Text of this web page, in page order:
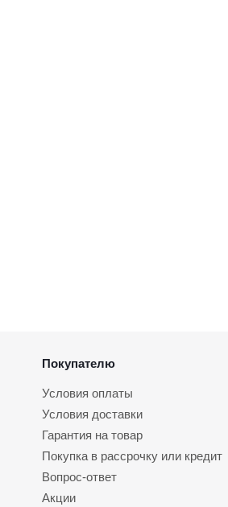
Покупателю
Условия оплаты
Условия доставки
Гарантия на товар
Покупка в рассрочку или кредит
Вопрос-ответ
Акции